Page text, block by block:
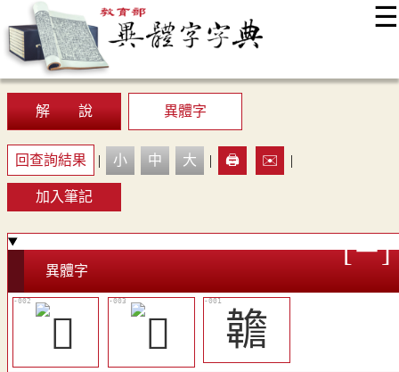
☰
最新消息
顯示模式
網站導覽
解 說
異體字
回查詢結果 | 小 中 大 | 🖨️ ✉️ |
加入筆記
異體字
䪜